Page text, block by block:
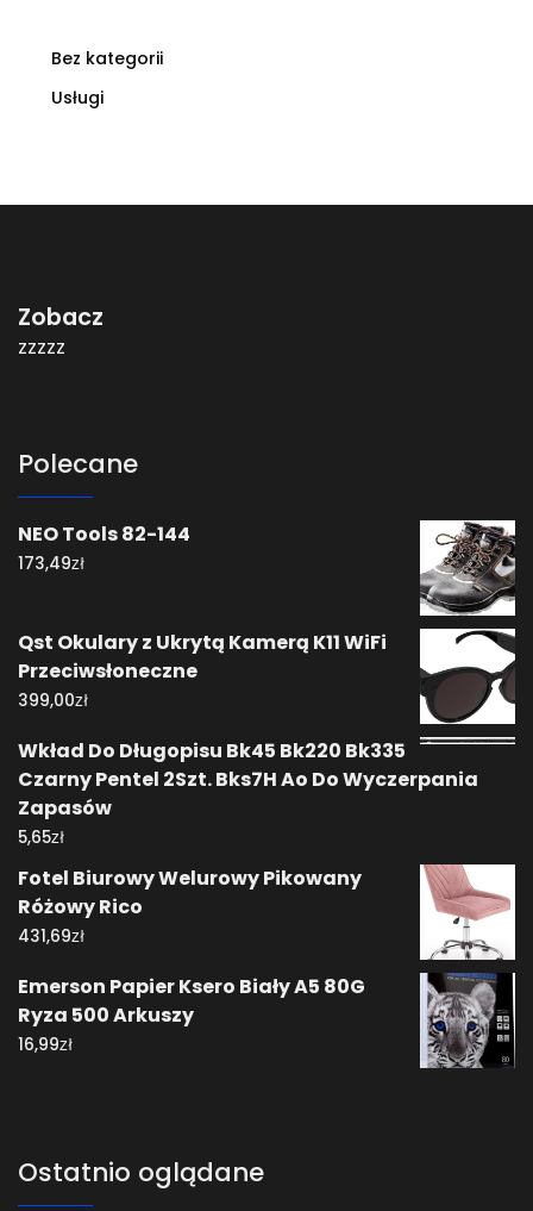
Bez kategorii
Usługi
Zobacz
zzzzz
Polecane
NEO Tools 82-144
173,49zł
Qst Okulary z Ukrytą Kamerą K11 WiFi
Przeciwsłoneczne
399,00zł
Wkład Do Długopisu Bk45 Bk220 Bk335
Czarny Pentel 2Szt. Bks7H Ao Do Wyczerpania
Zapasów
5,65zł
Fotel Biurowy Welurowy Pikowany
Różowy Rico
431,69zł
Emerson Papier Ksero Biały A5 80G
Ryza 500 Arkuszy
16,99zł
Ostatnio oglądane